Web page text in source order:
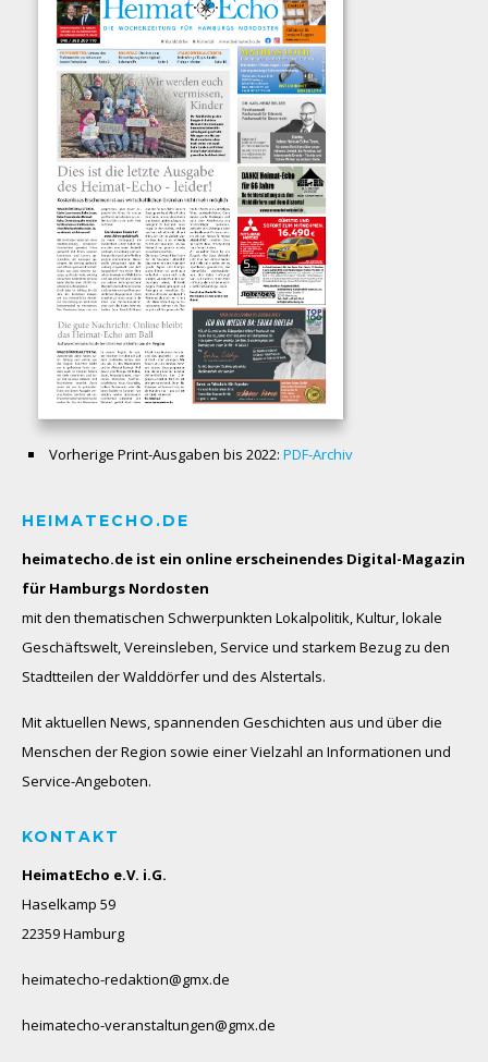
Vorherige Print-Ausgaben bis 2022: PDF-Archiv
HEIMATECHO.DE
heimatecho.de ist ein online erscheinendes Digital-Magazin
für Hamburgs Nordosten
mit den thematischen Schwerpunkten Lokalpolitik, Kultur, lokale
Geschäftswelt, Vereinsleben, Service und starkem Bezug zu den
Stadtteilen der Walddörfer und des Alstertals.
Mit aktuellen News, spannenden Geschichten aus und über die
Menschen der Region sowie einer Vielzahl an Informationen und
Service-Angeboten.
KONTAKT
HeimatEcho e.V. i.G.
Haselkamp 59
22359 Hamburg
heimatecho-redaktion@gmx.de
heimatecho-veranstaltungen@gmx.de